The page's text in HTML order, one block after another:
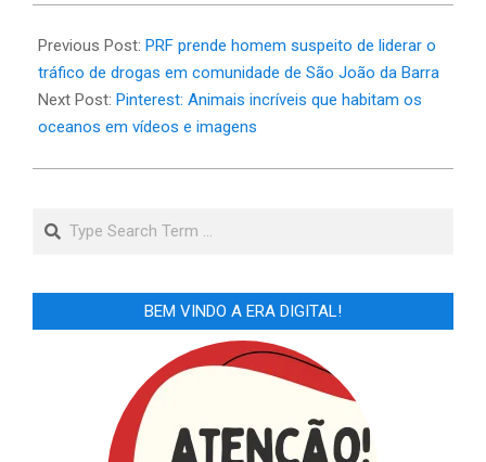
10-
14
Previous Post: PRF prende homem suspeito de liderar o
tráfico de drogas em comunidade de São João da Barra
Next Post: Pinterest: Animais incríveis que habitam os
oceanos em vídeos e imagens
Search
BEM VINDO A ERA DIGITAL!